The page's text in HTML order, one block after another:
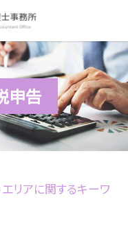
申告
エリアに関するキーワ